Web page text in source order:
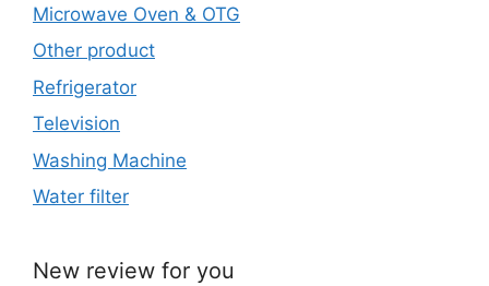
Microwave Oven & OTG
Other product
Refrigerator
Television
Washing Machine
Water filter
New review for you